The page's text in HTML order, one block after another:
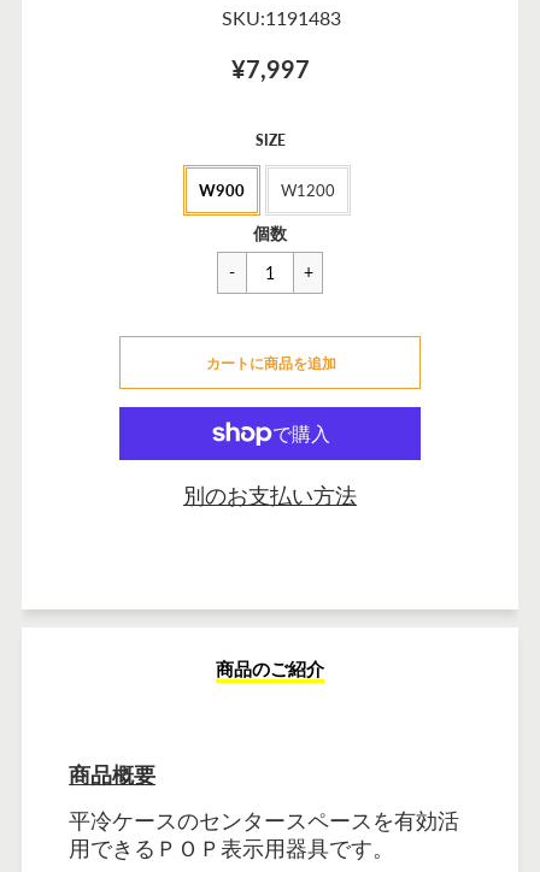
SKU:1191483
¥7,997
セ
ー
ル
価
格
SIZE
W900 W1200
一
般
価
¥8,525
個数
カートに商品を追加
別のお支払い方法
商品のご紹介
商品概要
平冷ケースのセンタースペースを有効活
用できるＰＯＰ表示用器具です。